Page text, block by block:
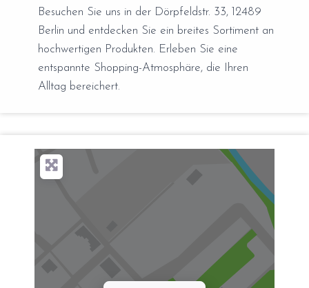
Besuchen Sie uns in der Dörpfeldstr. 33, 12489
Berlin und entdecken Sie ein breites Sortiment an
hochwertigen Produkten. Erleben Sie eine
entspannte Shopping-Atmosphäre, die Ihren
Alltag bereichert.